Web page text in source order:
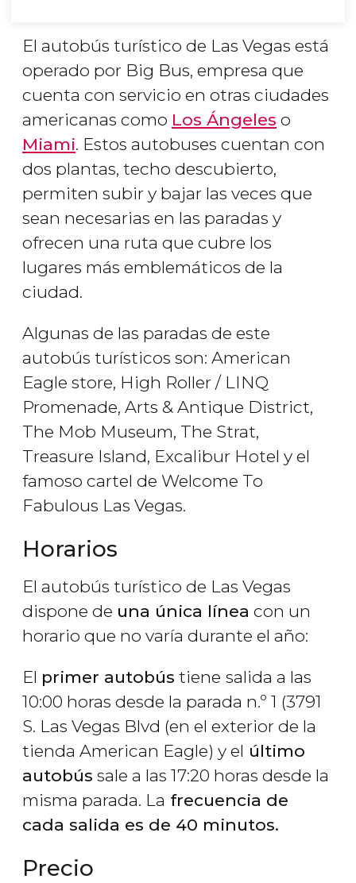
El autobús turístico de Las Vegas está
operado por Big Bus, empresa que
cuenta con servicio en otras ciudades
americanas como Los Ángeles o
Miami. Estos autobuses cuentan con
dos plantas, techo descubierto,
permiten subir y bajar las veces que
sean necesarias en las paradas y
ofrecen una ruta que cubre los
lugares más emblemáticos de la
ciudad.
Algunas de las paradas de este
autobús turísticos son: American
Eagle store, High Roller / LINQ
Promenade, Arts & Antique District,
The Mob Museum, The Strat,
Treasure Island, Excalibur Hotel y el
famoso cartel de Welcome To
Fabulous Las Vegas.
Horarios
El autobús turístico de Las Vegas
dispone de una única línea con un
horario que no varía durante el año:
El primer autobús tiene salida a las
10:00 horas desde la parada n.º 1 (3791
S. Las Vegas Blvd (en el exterior de la
tienda American Eagle) y el último
autobús sale a las 17:20 horas desde la
misma parada. La frecuencia de
cada salida es de 40 minutos.
Precio